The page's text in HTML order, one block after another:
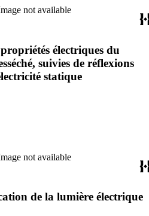
not available
électriques du
suivies de réflexions
statique
not available
de la lumière électrique